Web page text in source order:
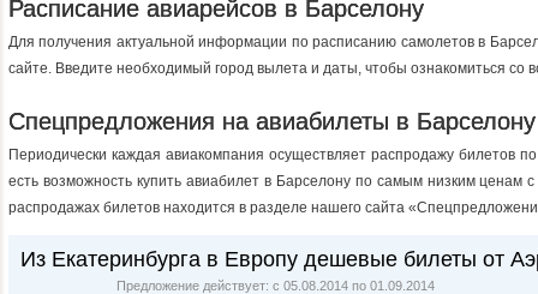
Расписание авиарейсов в Барселону
Для получения актуальной информации по расписанию самолетов в
сайте. Введите необходимый город вылета и даты, чтобы ознакомиться
Спецпредложения на авиабилеты в Барселону
Периодически каждая авиакомпания осуществляет распродажу билетов
есть возможность купить авиабилет в Барселону по самым низким ценам
распродажах билетов находится в разделе нашего сайта
Из Екатеринбурга в Европу дешевые билеты от
Предложение действует: с 05.08.2014 по 01.09.2014